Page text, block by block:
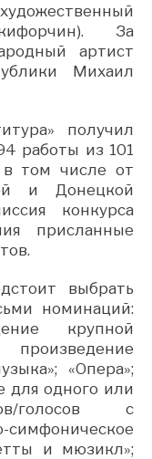
За
артист
Михаил
получил
работы из 101
в том числе от
и Донецкой
конкурса
присланные
выбрать
номинаций:
крупной
«Опера»;
для одного или
голосов с
и мюзикл»;